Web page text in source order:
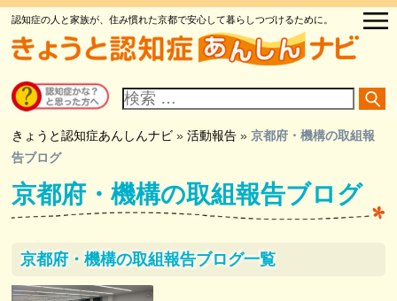
認知症の人と家族が、住み慣れた京都で安心して暮らしつづけるために。
イ
ト
検
索
きょうと認知症あんしんナビ »活動報告 »京都府・機構の取組報
告ブログ
京都府・機構の取組報告ブログ
京都府・機構の取組報告ブログ一覧